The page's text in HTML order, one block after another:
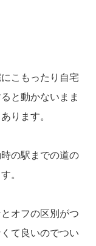
こもったり自宅
と動かないまま
ります。
の駅までの道の
。
オフの区別がつ
て良いのでつい